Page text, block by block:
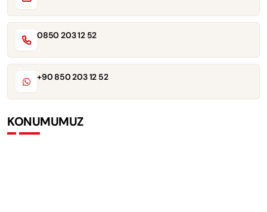
0850 203 12 52
+90 850 203 12 52
KONUMUMUZ